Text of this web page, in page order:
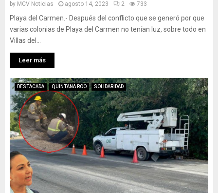
by MCV Noticias agosto 14, 2023 2 733
Playa del Carmen.- Después del conflicto que se generó por que
varias colonias de Playa del Carmen no tenían luz, sobre todo en
Villas del...
Leer más
DESTACADA QUINTANA ROO SOLIDARIDAD